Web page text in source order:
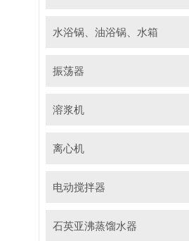
水浴锅、油浴锅、水箱
振荡器
溶浆机
离心机
电动搅拌器
石英亚沸蒸馏水器